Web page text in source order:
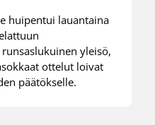
huipentui lauantaina
yleisö,
ottelut loivat
päätökselle.